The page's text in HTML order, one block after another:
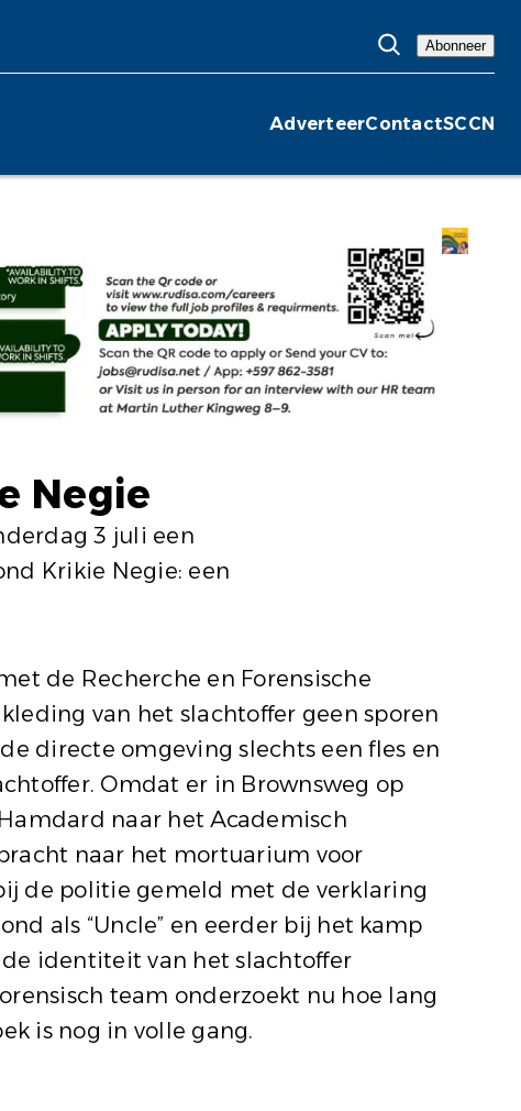
Abonneer
AdverteerContactSCCN
Negie
3 juli een
Krikie Negie: een
de Recherche en Forensische
van het slachtoffer geen sporen
directe omgeving slechts een fles en
Omdat er in Brownsweg op
naar het Academisch
naar het mortuarium voor
de politie gemeld met de verklaring
als “Uncle” en eerder bij het kamp
identiteit van het slachtoffer
team onderzoekt nu hoe lang
is nog in volle gang.